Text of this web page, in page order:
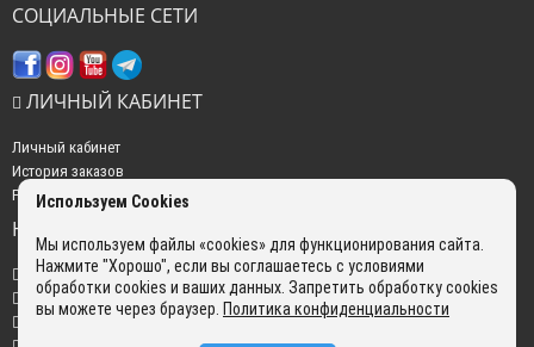
СОЦИАЛЬНЫЕ СЕТИ
ЛИЧНЫЙ КАБИНЕТ
Личный кабинет
История заказов
Рассылка новостей
НАШИ КОНТАКТЫ
+7 (499) 350-22-51
sales@gokyo.ru
пн. - пт. : с 10:00 до 18:00 сб. c 10:00 до 14:00 воскресенье : выходной.
Используем Cookies
Мы используем файлы «cookies» для функционирования сайта.
Нажмите "Хорошо", если вы соглашаетесь с условиями
обработки cookies и ваших данных. Запретить обработку cookies
вы можете через браузер. Политика конфиденциальности